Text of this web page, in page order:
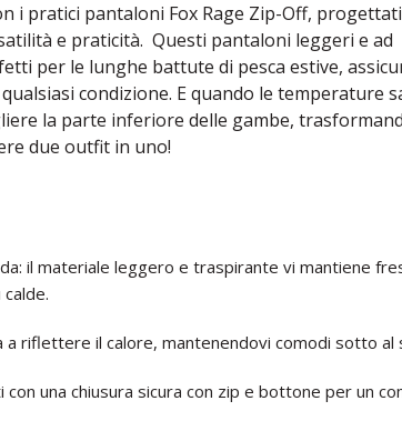
i pratici pantaloni Fox Rage Zip-Off,
e praticità. Questi pantaloni leggeri e ad
per le lunghe battute di pesca estive,
condizione. E quando le temperature
la parte inferiore delle gambe,
due outfit in uno!
il materiale leggero e traspirante vi mantiene
a riflettere il calore, mantenendovi comodi sotto al
con una chiusura sicura con zip e bottone per un